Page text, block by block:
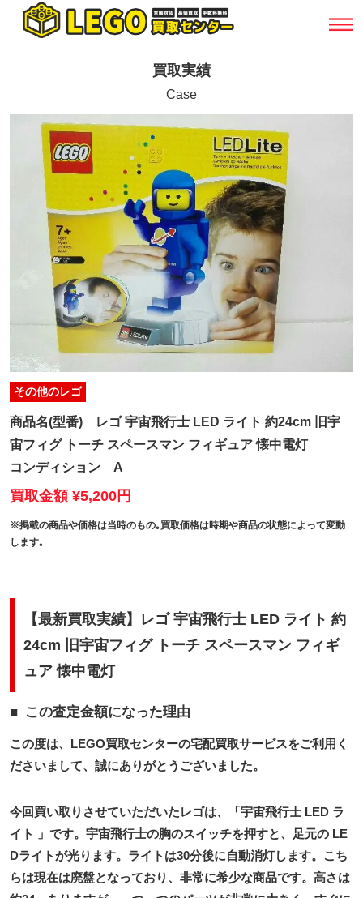
買取実績
Case
その他のレゴ
商品名(型番)
レゴ 宇宙飛行士 LED ライト 約24cm 旧宇
宙フィグ トーチ スペースマン フィギュア 懐中電灯
コンディション
A
買取金額 ¥5,200円
※掲載の商品や価格は当時のもの｡買取価格は時期や商品の状態によって変動
します｡
【最新買取実績】レゴ 宇宙飛行士 LED ライト 約
24cm 旧宇宙フィグ トーチ スペースマン フィギ
ュア 懐中電灯
この査定金額になった理由
この度は、LEGO買取センターの宅配買取サービスをご利用く
ださいまして、誠にありがとうございました。
今回買い取りさせていただいたレゴは、「宇宙飛行士 LED ラ
イト 」です。宇宙飛行士の胸のスイッチを押すと、足元の LE
Dライトが光ります。ライトは30分後に自動消灯します。こち
らは現在は廃盤となっており、非常に希少な商品です。高さは